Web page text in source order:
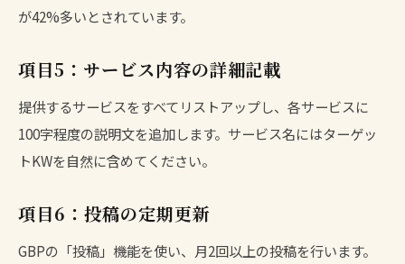
が42%多いとされています。
項目5：サービス内容の詳細記載
提供するサービスをすべてリストアップし、各サービスに
100字程度の説明文を追加します。サービス名にはターゲッ
トKWを自然に含めてください。
項目6：投稿の定期更新
GBPの「投稿」機能を使い、月2回以上の投稿を行います。